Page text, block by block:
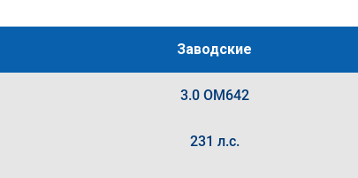
Заводские
3.0 OM642
231 л.с.